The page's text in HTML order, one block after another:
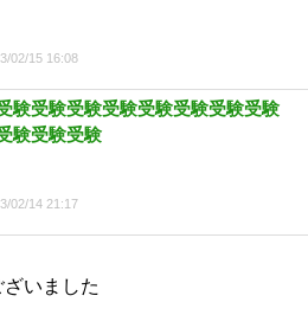
02/15 16:08
験受験受験受験受験受験受験受験
験受験受験
02/14 21:17
いました